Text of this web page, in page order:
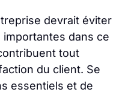
devrait éviter
dans ce
tout
du client. Se
essentiels et de